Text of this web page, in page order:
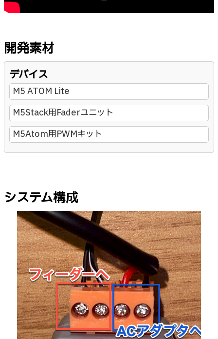
開発素材
デバイス
M5 ATOM Lite
M5Stack用Faderユニット
M5Atom用PWMキット
システム構成